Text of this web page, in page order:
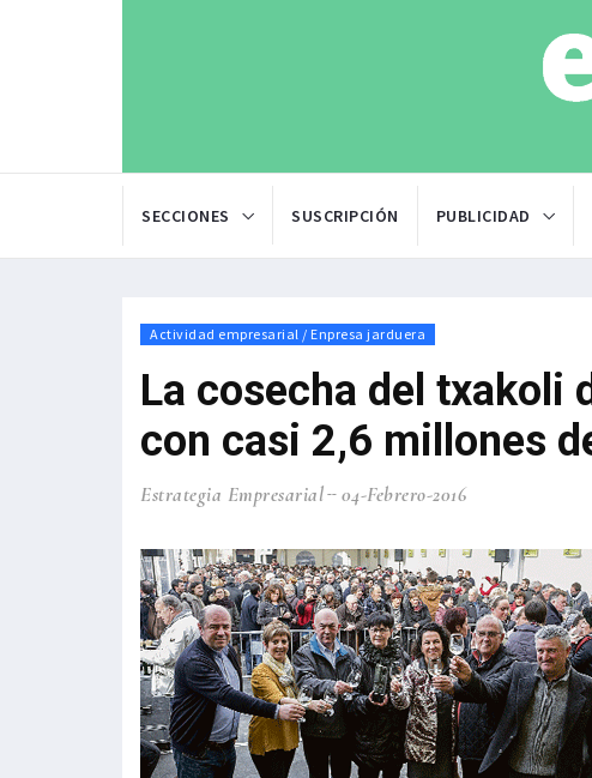
SECCIONES SUSCRIPCIÓN PUBLICIDAD
Actividad empresarial / Enpresa jarduera
La cosecha del txakoli
con casi 2,6 millones
Estrategia Empresarial 04-Febrero-2016